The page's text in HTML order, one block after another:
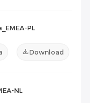
PL
Download
NL